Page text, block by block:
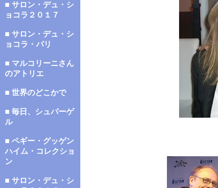
■ サロン・デュ・シ
ョコラ２０１７
■ サロン・デュ・シ
ョコラ・パリ
■ マルコリーニさん
のアトリエ
■ 世界のどこかで
■ 毎日、シュパーゲ
ル
■ ペギー・グッゲン
ハイム・コレクショ
ン
■ サロン・デュ・シ